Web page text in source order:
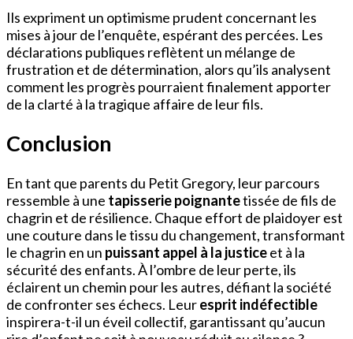
Ils expriment un optimisme prudent concernant les
mises à jour de l’enquête, espérant des percées. Les
déclarations publiques reflètent un mélange de
frustration et de détermination, alors qu’ils analysent
comment les progrès pourraient finalement apporter
de la clarté à la tragique affaire de leur fils.
Conclusion
En tant que parents du Petit Gregory, leur parcours
ressemble à une tapisserie poignantetissée de fils de
chagrin et de résilience. Chaque effort de plaidoyer est
une couture dans le tissu du changement, transformant
le chagrin en un puissant appel à la justiceet à la
sécurité des enfants. À l’ombre de leur perte, ils
éclairent un chemin pour les autres, défiant la société
de confronter ses échecs. Leuresprit indéfectible
inspirera-t-il un éveil collectif, garantissant qu’aucun